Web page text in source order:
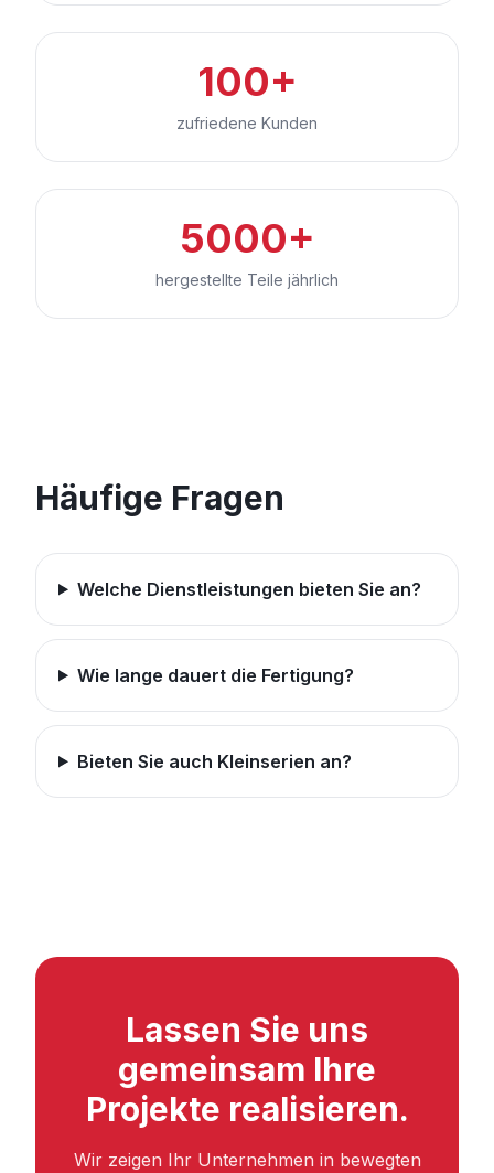
100+
zufriedene Kunden
5000+
hergestellte Teile jährlich
Häufige Fragen
Welche Dienstleistungen bieten Sie an?
Wie lange dauert die Fertigung?
Bieten Sie auch Kleinserien an?
Lassen Sie uns
gemeinsam Ihre
Projekte realisieren.
Wir zeigen Ihr Unternehmen in bewegten